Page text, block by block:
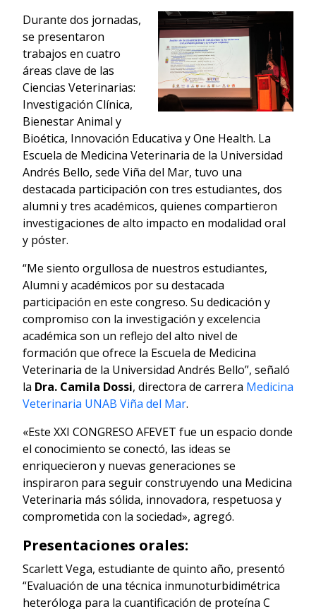
Durante dos jornadas,
se presentaron
trabajos en cuatro
áreas clave de las
Ciencias Veterinarias:
Investigación Clínica,
Bienestar Animal y
Bioética, Innovación Educativa y One Health. La
Escuela de Medicina Veterinaria de la Universidad
Andrés Bello, sede Viña del Mar, tuvo una
destacada participación con tres estudiantes, dos
alumni y tres académicos, quienes compartieron
investigaciones de alto impacto en modalidad oral
y póster.
“Me siento orgullosa de nuestros estudiantes,
Alumni y académicos por su destacada
participación en este congreso. Su dedicación y
compromiso con la investigación y excelencia
académica son un reflejo del alto nivel de
formación que ofrece la Escuela de Medicina
Veterinaria de la Universidad Andrés Bello”, señaló
la Dra. Camila Dossi, directora de carrera Medicina
Veterinaria UNAB Viña del Mar.
«Este XXI CONGRESO AFEVET fue un espacio donde
el conocimiento se conectó, las ideas se
enriquecieron y nuevas generaciones se
inspiraron para seguir construyendo una Medicina
Veterinaria más sólida, innovadora, respetuosa y
comprometida con la sociedad», agregó.
Presentaciones orales:
Scarlett Vega, estudiante de quinto año, presentó
“Evaluación de una técnica inmunoturbidimétrica
heteróloga para la cuantificación de proteína C